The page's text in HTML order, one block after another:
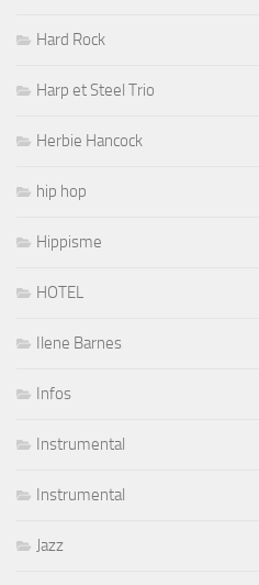
Hard Rock
Harp et Steel Trio
Herbie Hancock
hip hop
Hippisme
HOTEL
Ilene Barnes
Infos
Instrumental
Instrumental
Jazz